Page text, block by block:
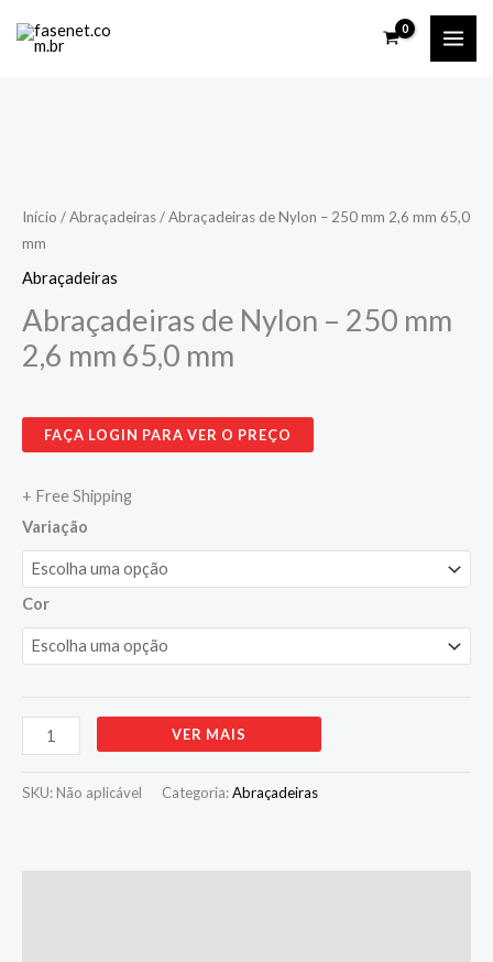
para
Início /Abraçadeiras/ Abraçadeiras de Nylon – 250 mm 2,6 mm 65,0
mm
Abraçadeiras
Abraçadeiras de Nylon – 250 mm
2,6 mm 65,0 mm
FAÇA LOGIN PARA VER O PREÇO
+ Free Shipping
Variação
Cor
Nylon
-
250
2,6
mm
mm
quantidade
VER MAIS
SKU: Não aplicável Categoria:Abraçadeiras